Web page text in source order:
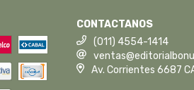
CONTACTANOS
(011) 4554-1414
Av. Corrientes 6687